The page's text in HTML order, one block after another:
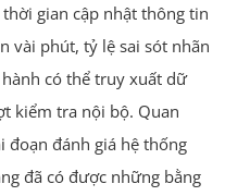
gian cập nhật thông tin
vài phút, tỷ lệ sai sót nhãn
có thể truy xuất dữ
kiểm tra nội bộ. Quan
đoạn đánh giá hệ thống
đã có được những bằng